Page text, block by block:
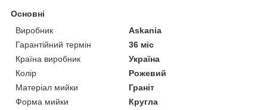
Основні
Виробник
Askania
Гарантійний термін
36 міс
Країна виробник
Україна
Колір
Рожевий
Матеріал мийки
Граніт
Форма мийки
Кругла